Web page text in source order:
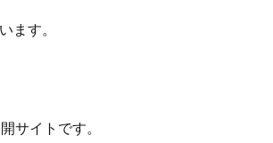
ます。
サイトです。